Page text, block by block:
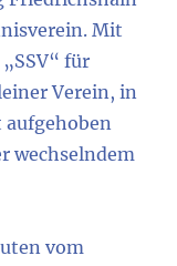
Mit
für
Verein, in
aufgehoben
wechselndem
vom